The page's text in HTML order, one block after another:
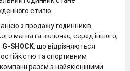
стилю.
з продажу годинників.
магната включає, серед іншого,
G-SHOCK, що відрізняються
та спортивним
разом з найякіснішими